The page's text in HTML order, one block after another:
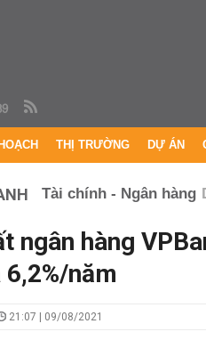
THỊ TRƯỜNG DỰ ÁN
Tài chính - Ngân hàng
ngân hàng
năm
21:07 | 09/08/2021